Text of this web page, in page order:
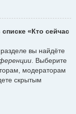
«Кто сейчас
вы найдёте
. Выберите
модераторам
скрытым